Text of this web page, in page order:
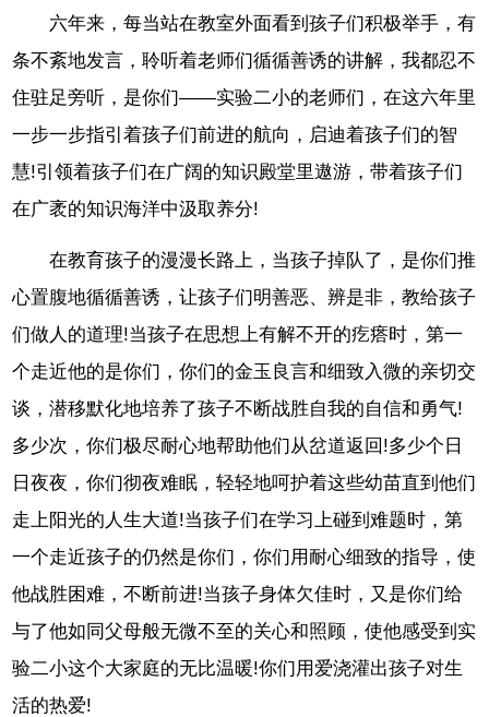
六年来，每当站在教室外面看到孩子们积极举手，有
条不紊地发言，聆听着老师们循循善诱的讲解，我都忍不
住驻足旁听，是你们——实验二小的老师们，在这六年里
一步一步指引着孩子们前进的航向，启迪着孩子们的智
慧!引领着孩子们在广阔的知识殿堂里遨游，带着孩子们
在广袤的知识海洋中汲取养分!
在教育孩子的漫漫长路上，当孩子掉队了，是你们推
心置腹地循循善诱，让孩子们明善恶、辨是非，教给孩子
们做人的道理!当孩子在思想上有解不开的疙瘩时，第一
个走近他的是你们，你们的金玉良言和细致入微的亲切交
谈，潜移默化地培养了孩子不断战胜自我的自信和勇气!
多少次，你们极尽耐心地帮助他们从岔道返回!多少个日
日夜夜，你们彻夜难眠，轻轻地呵护着这些幼苗直到他们
走上阳光的人生大道!当孩子们在学习上碰到难题时，第
一个走近孩子的仍然是你们，你们用耐心细致的指导，使
他战胜困难，不断前进!当孩子身体欠佳时，又是你们给
与了他如同父母般无微不至的关心和照顾，使他感受到实
验二小这个大家庭的无比温暖!你们用爱浇灌出孩子对生
活的热爱!